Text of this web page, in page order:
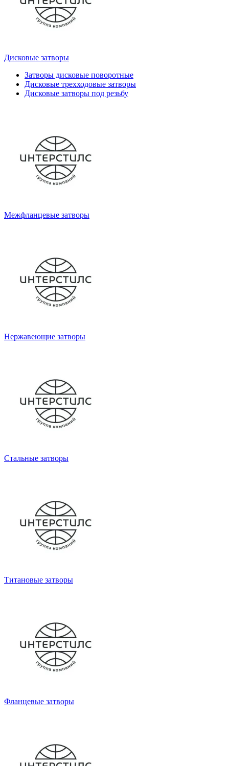
Дисковые затворы
Затворы дисковые поворотные
Дисковые трехходовые затворы
Дисковые затворы под резьбу
Межфланцевые затворы
Нержавеющие затворы
Стальные затворы
Титановые затворы
Фланцевые затворы